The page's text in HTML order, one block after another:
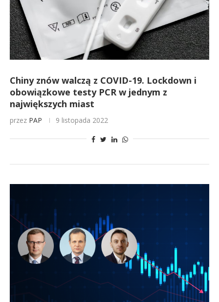
Chiny znów walczą z COVID-19. Lockdown i
obowiązkowe testy PCR w jednym z
największych miast
przez PAP 9 listopada 2022